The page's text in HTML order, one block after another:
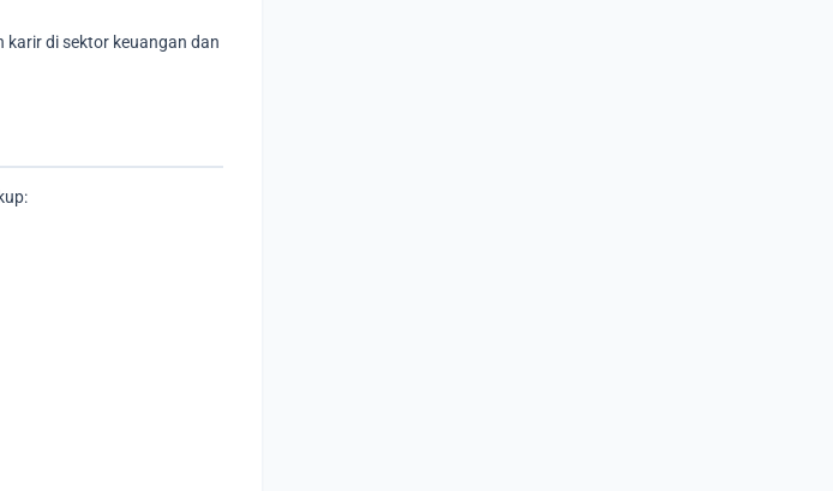
karir di sektor keuangan dan